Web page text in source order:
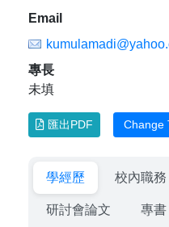
Email
專長
未填
匯出PDF Change
學經歷 校內職務
研討會論文 專書